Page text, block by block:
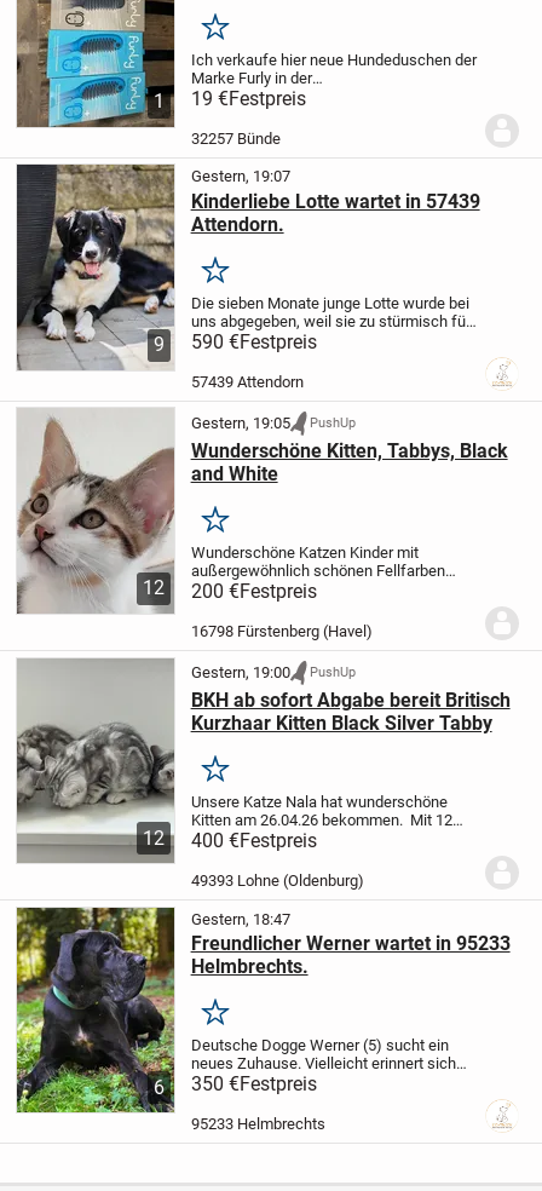
1
Merken
Ich verkaufe hier neue Hundeduschen der
Marke Furly in der
Originalverpackung.
Helfer vereinen das Waschen des
Hundes mit einer angenehmen
Massagefunktion durch die integrierten...
19 €Festpreis
32257 Bünde
9
Gestern, 19:07
Kinderliebe Lotte wartet in 57439
Attendorn.
Merken
Die sieben Monate junge Lotte wurde bei
uns abgegeben, weil sie zu stürmisch für
die im Haushalt lebenden Kinder war und
die Halter insgesamt überfordert mit der
Junghündin waren. Die 60 cm große...
590 €Festpreis
57439 Attendorn
12
Gestern, 19:05 PushUp
Wunderschöne Kitten, Tabbys, Black
and White
Merken
Wunderschöne Katzen Kinder mit
außergewöhnlich schönen Fellfarben
suchen ab sofort ihr neues zu Hause. Da
sie im Haushalt sozialisiert wurden, sind
sie allesamt stubenrein, neugierig und
200 €Festpreis
16798 Fürstenberg (Havel)
12
Gestern, 19:00 PushUp
BKH ab sofort Abgabe bereit Britisch
Kurzhaar Kitten Black Silver Tabby
Merken
Unsere Katze Nala hat wunderschöne
Kitten am 26.04.26 bekommen. Mit 12
Wochen, ab dem 26.07.26 können die
Kleinen in ihr neues Zuhause
ist noch frei2 Junges sind noch frei
400 €Festpreis
49393 Lohne (Oldenburg)
6
Gestern, 18:47
Freundlicher Werner wartet in 95233
Helmbrechts.
Merken
Deutsche Dogge Werner (5) sucht ein
neues Zuhause. Vielleicht erinnert sich
der ein oder andere noch an Werner, der
durch mehrere, schwere
Schicksalsschläge seiner Familie zu uns
350 €Festpreis
95233 Helmbrechts